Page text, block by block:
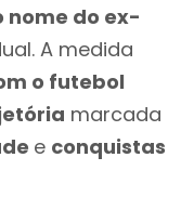
nome do ex-
A medida
o futebol
marcada
e conquistas